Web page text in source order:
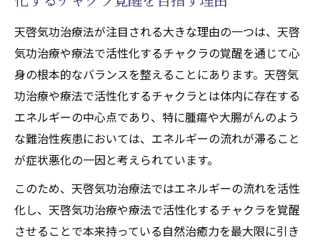
天啓気功治療法が注目される大きな理由の一つは、天啓
気功治療や療法で活性化するチャクラの覚醒を通じて心
身の根本的なバランスを整えることにあります。天啓気
功治療や療法で活性化するチャクラとは体内に存在する
エネルギーの中心点であり、特に腫瘍や大腸がんのよう
な難治性疾患においては、エネルギーの流れが滞ること
が症状悪化の一因と考えられています。
このため、天啓気功治療法ではエネルギーの流れを活性
化し、天啓気功治療や療法で活性化するチャクラを覚醒
させることで本来持っている自然治癒力を最大限に引き